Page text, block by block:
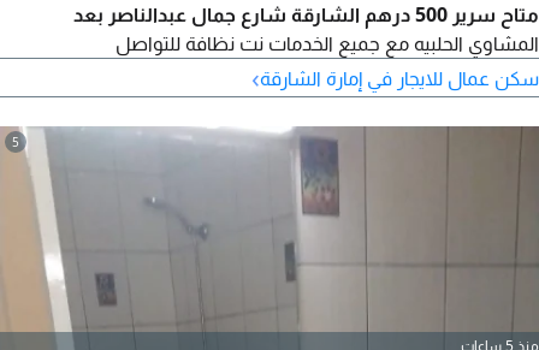
متاح سرير 500 درهم الشارقة شارع جمال عبدالناصر بعد
المشاوي الحلبيه مع جميع الخدمات نت نظافة للتواصل
سكن عمال للايجار في إمارة الشارقة›
5
منذ 5 ساعات